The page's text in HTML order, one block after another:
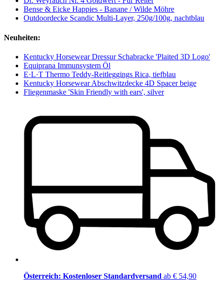
Bense & Eicke Happies - Banane / Wilde Möhre
Outdoordecke Scandic Multi-Layer, 250g/100g, nachtblau
Neuheiten:
Kentucky Horsewear Dressur Schabracke 'Plaited 3D Logo'
Equiprana Immunsystem Öl
E·L·T Thermo Teddy-Reitleggings Rica, tiefblau
Kentucky Horsewear Abschwitzdecke 4D Spacer beige
Fliegenmaske 'Skin Friendly with ears', silver
Österreich: Kostenloser Standardversand ab € 54,90